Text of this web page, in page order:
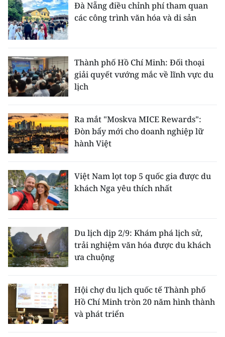
Đà Nẵng điều chỉnh phí tham quan
các công trình văn hóa và di sản
Thành phố Hồ Chí Minh: Đối thoại
giải quyết vướng mắc về lĩnh vực du
lịch
Ra mắt "Moskva MICE Rewards":
Đòn bẩy mới cho doanh nghiệp lữ
hành Việt
Việt Nam lọt top 5 quốc gia được du
khách Nga yêu thích nhất
Du lịch dịp 2/9: Khám phá lịch sử,
trải nghiệm văn hóa được du khách
ưa chuộng
Hội chợ du lịch quốc tế Thành phố
Hồ Chí Minh tròn 20 năm hình thành
và phát triển